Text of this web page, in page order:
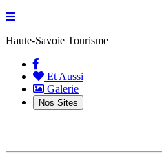
Haute-Savoie Tourisme
(current)
Et Aussi
Galerie
Nos Sites